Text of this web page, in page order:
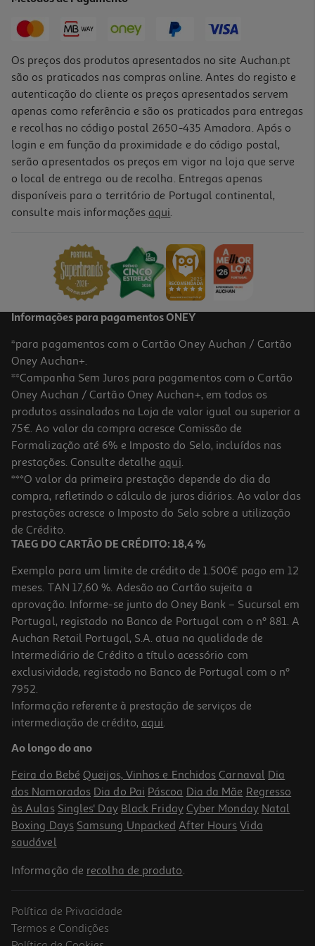
Promoção
-25%
Agua Com Gás Frize Botânicos Lima Pepino Gengibre 0.25l
Price reduced from
Bebida C/ Gás Pedras Ananás 0.25l
3 €/Lt
0,75 €
Bebida Com Gás Pedras Açaí Tp 0.25l
3 €/Lt
0,75 €
-31%
Os preços dos produtos apresentados no site Auchan.pt
são os praticados nas compras online. Antes do registo e
autenticação do cliente os preços apresentados servem
apenas como referência e são os praticados para entregas
e recolhas no código postal 2650-435 Amadora. Após o
login e em função da proximidade e do código postal,
serão apresentados os preços em vigor na loja que serve
o local de entrega ou de recolha. Entregas apenas
disponíveis para o território de Portugal continental,
consulte mais informações aqui.
Informações para pagamentos ONEY
*para pagamentos com o Cartão Oney Auchan / Cartão
Oney Auchan+.
**Campanha Sem Juros para pagamentos com o Cartão
Oney Auchan / Cartão Oney Auchan+, em todos os
produtos assinalados na Loja de valor igual ou superior a
75€. Ao valor da compra acresce Comissão de
Formalização até 6% e Imposto do Selo, incluídos nas
prestações. Consulte detalhe aqui.
***O valor da primeira prestação depende do dia da
compra, refletindo o cálculo de juros diários. Ao valor das
prestações acresce o Imposto do Selo sobre a utilização
de Crédito.
TAEG DO CARTÃO DE CRÉDITO: 18,4 %
Exemplo para um limite de crédito de 1.500€ pago em 12
meses. TAN 17,60 %. Adesão ao Cartão sujeita a
aprovação. Informe-se junto do Oney Bank – Sucursal em
Portugal, registado no Banco de Portugal com o nº 881. A
Auchan Retail Portugal, S.A. atua na qualidade de
Intermediário de Crédito a título acessório com
exclusividade, registado no Banco de Portugal com o nº
7952.
Informação referente à prestação de serviços de
intermediação de crédito, aqui.
Ao longo do ano
Feira do Bebé Queijos, Vinhos e Enchidos Carnaval Dia
dos Namorados Dia do Pai Páscoa Dia da Mãe Regresso
às Aulas Singles' Day Black Friday Cyber Monday Natal
Boxing Days Samsung Unpacked After Hours Vida
saudável
Informação de recolha de produto.
Política de Privacidade
Termos e Condições